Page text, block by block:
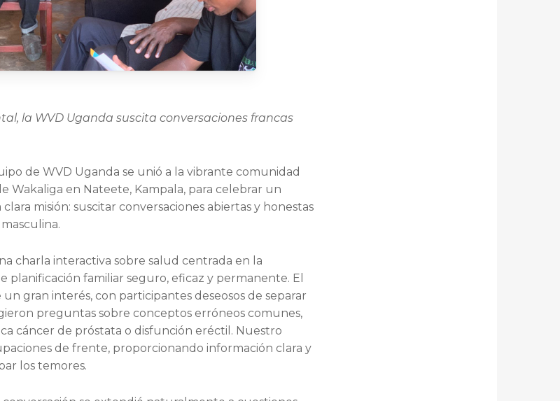
la WVD Uganda suscita conversaciones francas
de WVD Uganda se unió a la vibrante comunidad
Wakaliga en Nateete, Kampala, para celebrar un
misión: suscitar conversaciones abiertas y honestas
charla interactiva sobre salud centrada en la
planificación familiar seguro, eficaz y permanente. El
gran interés, con participantes deseosos de separar
preguntas sobre conceptos erróneos comunes,
cáncer de próstata o disfunción eréctil. Nuestro
de frente, proporcionando información clara y
los temores.